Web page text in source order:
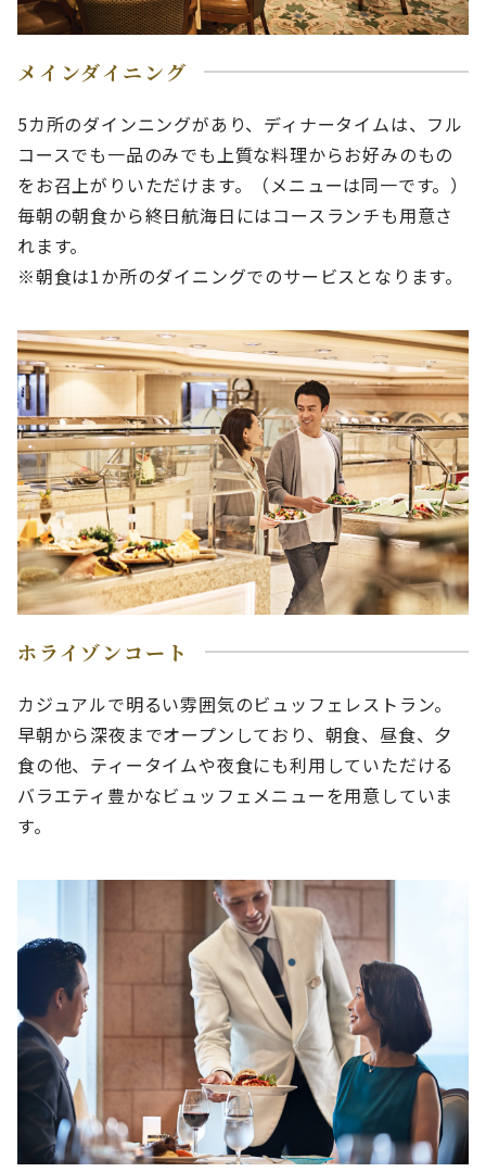
メインダイニング
5カ所のダインニングがあり、ディナータイムは、フル
コースでも一品のみでも上質な料理からお好みのもの
をお召上がりいただけます。（メニューは同一です。）
毎朝の朝食から終日航海日にはコースランチも用意さ
れます。
※朝食は1か所のダイニングでのサービスとなります。
ホライゾンコート
カジュアルで明るい雰囲気のビュッフェレストラン。
早朝から深夜までオープンしており、朝食、昼食、夕
食の他、ティータイムや夜食にも利用していただける
バラエティ豊かなビュッフェメニューを用意していま
す。